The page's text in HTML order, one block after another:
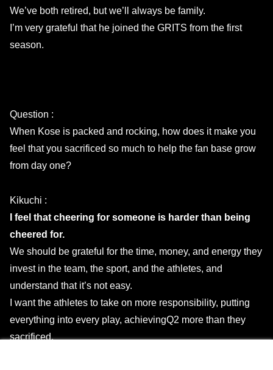
We’ve both retired, but we’ll always be family.
I’m very grateful that he joined the GRITS from the first
season.
Question :
When Kose is packed and rocking, how does it make you
feel that you sacrificed so much to help the fan base grow
from day one?
Kikuchi :
I feel that cheering for someone is harder than being
cheered for.
We should be grateful for the time, money, and energy they
invest in the team, the sport, and the athletes, and
understand that it’s not easy.
I want the athletes to take on more responsibility, putting
everything into every play, achievingQ2 more than they
sacrificed.